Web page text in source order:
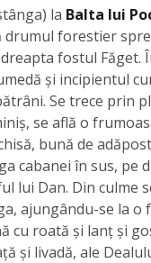
la Balta lui
drumul forestier spre
fostul Făget.
și incipientul
Se trece prin
se află o
bună de
cabanei în sus, pe
lui Dan. Din culme
ajungându-se la o
cu roată și lanț și
și livadă, ale